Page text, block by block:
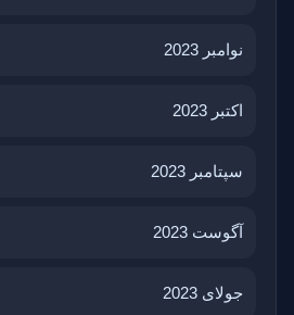
نوامبر 2023
اکتبر 2023
سپتامبر 2023
آگوست 2023
جولای 2023